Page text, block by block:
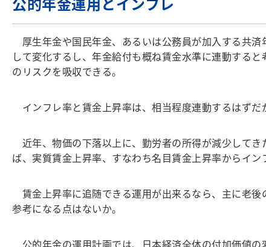
厚生年金や国民年金、あるいは公務員が加入する共
して変化するし、年金給付も概ね賃金水準に連動する
のリスクを吸収できる。
インフレ率と賃金上昇率は、相当程度連動するはずだ
近年、物価の下落以上に、勤労者の所得が減少して
ば、実質賃金上昇率、すなわち名目賃金上昇率からイ
賃金上昇率に追随できる運用が出来るなら、主に老
参考になる点はないか。
公的年金の運用計画では、日本経済全体の付加価値